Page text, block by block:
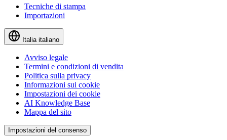
Tecniche di stampa
Importazioni
Italia italiano
Avviso legale
Termini e condizioni di vendita
Politica sulla privacy
Informazioni sui cookie
Impostazioni dei cookie
AI Knowledge Base
Mappa del sito
Impostazioni del consenso